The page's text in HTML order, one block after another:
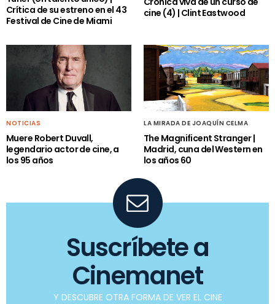
Crítica de su estreno en el 43
Festival de Cine de Miami
cine (4) | Clint Eastwood
NOTICIAS
Muere Robert Duvall,
legendario actor de cine, a
los 95 años
LA MIRADA DE JOAQUÍN CELMA
The Magnificent Stranger |
Madrid, cuna del Western en
los años 60
Suscríbete a
Cinemanet
Y DESCUBRE OTRA FORMA DE VER EL CINE